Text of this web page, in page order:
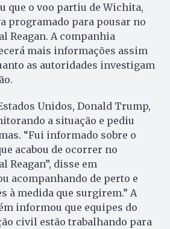
que o voo partiu de Wichita,
programado para pousar no
Reagan. A companhia
mais informações assim
as autoridades investigam
Unidos, Donald Trump,
a situação e pediu
“Fui informado sobre o
acabou de ocorrer no
Reagan”, disse em
acompanhando de perto e
à medida que surgirem.” A
informou que equipes do
civil estão trabalhando para